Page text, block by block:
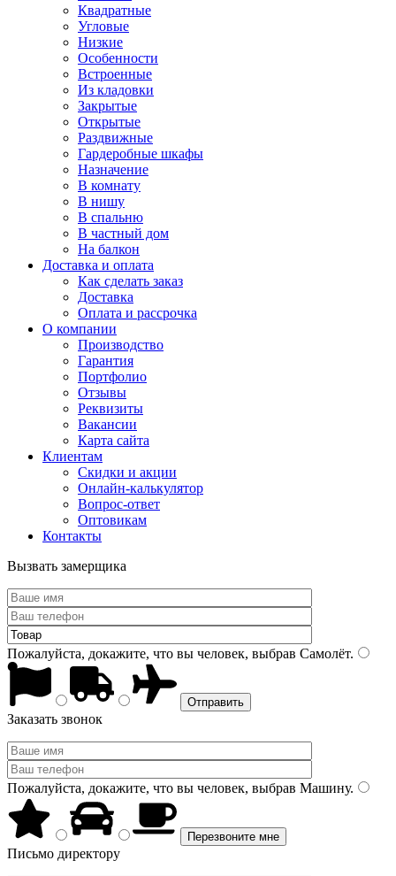
Квадратные
Угловые
Низкие
Особенности
Встроенные
Из кладовки
Закрытые
Открытые
Раздвижные
Гардеробные шкафы
Назначение
В комнату
В нишу
В спальню
В частный дом
На балкон
Доставка и оплата
Как сделать заказ
Доставка
Оплата и рассрочка
О компании
Производство
Гарантия
Портфолио
Отзывы
Реквизиты
Вакансии
Карта сайта
Клиентам
Скидки и акции
Онлайн-калькулятор
Вопрос-ответ
Оптовикам
Контакты
Вызвать замерщика
Пожалуйста, докажите, что вы человек, выбрав Самолёт.
Заказать звонок
Пожалуйста, докажите, что вы человек, выбрав Машину.
Письмо директору